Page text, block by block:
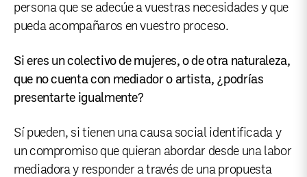
persona que se adecúe a vuestras necesidades y que
pueda acompañaros en vuestro proceso.
Si eres un colectivo de mujeres, o de otra naturaleza,
que no cuenta con mediador o artista, ¿podrías
presentarte igualmente?
Sí pueden, si tienen una causa social identificada y
un compromiso que quieran abordar desde una labor
mediadora y responder a través de una propuesta